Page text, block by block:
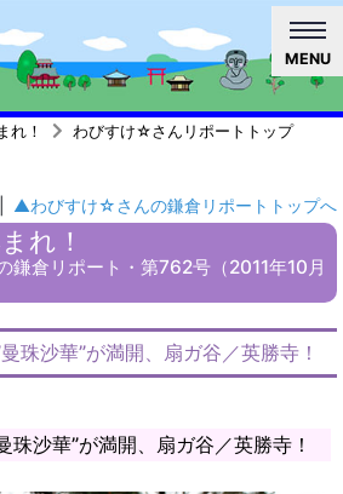
MENU
れ！
わびすけ☆さんリポートトップ
▲わびすけ☆さんの鎌倉リポートトップへ
れ！
鎌倉リポート・第762号（2011年10月
珠沙華”が満開、扇ガ谷／英勝寺！
沙華”が満開、扇ガ谷／英勝寺！